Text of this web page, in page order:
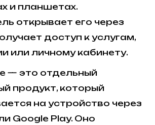
и планшетах.
открывает его через
доступ к услугам,
или личному кабинету.
— это отдельный
продукт, который
на устройство через
Google Play. Оно